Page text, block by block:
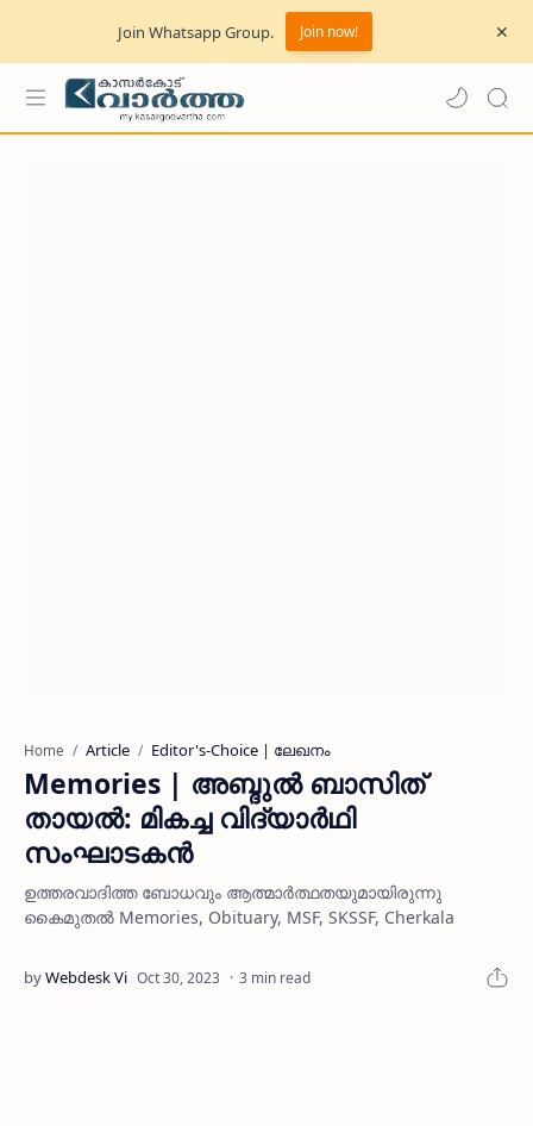
Join Whatsapp Group. Join now!
Home Article Editor's-Choice | ലേഖനം
Memories | അബ്ദുൽ ബാസിത്
തായൽ: മികച്ച വിദ്യാർഥി
സംഘാടകൻ
ഉത്തരവാദിത്ത ബോധവും ആത്മാർത്ഥതയുമായിരുന്നു
കൈമുതൽ Memories, Obituary, MSF, SKSSF, Cherkala
3 min read